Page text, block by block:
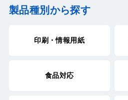
製品種別から探す
印刷・情報用紙
食品対応